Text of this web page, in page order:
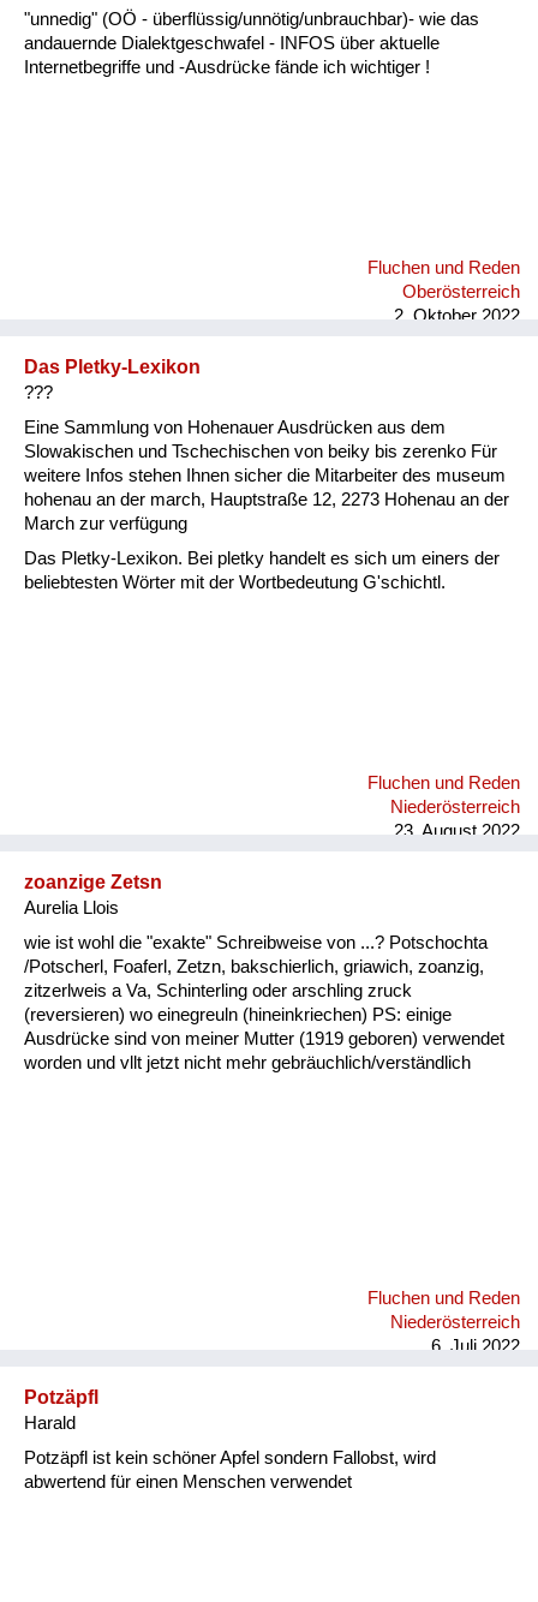
"unnedig" (OÖ - überflüssig/unnötig/unbrauchbar)- wie das
andauernde Dialektgeschwafel - INFOS über aktuelle
Internetbegriffe und -Ausdrücke fände ich wichtiger !
Fluchen und Reden
Oberösterreich
2. Oktober 2022
Das Pletky-Lexikon
???
Eine Sammlung von Hohenauer Ausdrücken aus dem
Slowakischen und Tschechischen von beiky bis zerenko Für
weitere Infos stehen Ihnen sicher die Mitarbeiter des museum
hohenau an der march, Hauptstraße 12, 2273 Hohenau an der
March zur verfügung
Das Pletky-Lexikon. Bei pletky handelt es sich um einers der
beliebtesten Wörter mit der Wortbedeutung G'schichtl.
Fluchen und Reden
Niederösterreich
23. August 2022
zoanzige Zetsn
Aurelia Llois
wie ist wohl die "exakte" Schreibweise von ...? Potschochta
/Potscherl, Foaferl, Zetzn, bakschierlich, griawich, zoanzig,
zitzerlweis a Va, Schinterling oder arschling zruck
(reversieren) wo einegreuln (hineinkriechen) PS: einige
Ausdrücke sind von meiner Mutter (1919 geboren) verwendet
worden und vllt jetzt nicht mehr gebräuchlich/verständlich
Fluchen und Reden
Niederösterreich
6. Juli 2022
Potzäpfl
Harald
Potzäpfl ist kein schöner Apfel sondern Fallobst, wird
abwertend für einen Menschen verwendet